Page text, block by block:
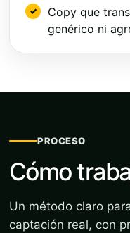
Copy que
genérico ni
PROCESO
Cómo
Un método claro
captación real, con